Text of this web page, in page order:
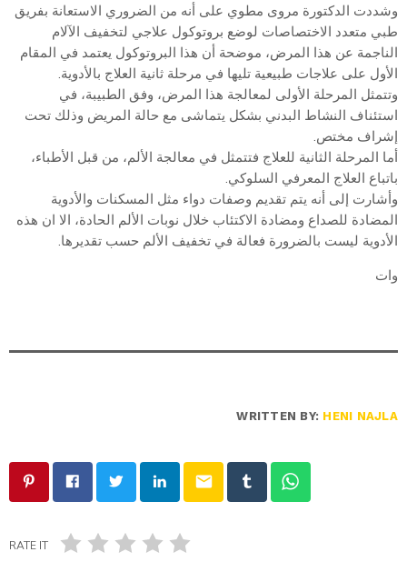
وشددت الدكتورة مروى مطوي على أنه من الضروري الاستعانة بفريق
طبي متعدد الاختصاصات لوضع بروتوكول علاجي لتخفيف الآلام
الناجمة عن هذا المرض، موضحة أن هذا البروتوكول يعتمد في المقام
الأول على علاجات طبيعية تليها في مرحلة ثانية العلاج بالأدوية.
وتتمثل المرحلة الأولى لمعالجة هذا المرض، وفق الطبيبة، في
استئناف النشاط البدني بشكل يتماشى مع حالة المريض وذلك تحت
إشراف مختص.
أما المرحلة الثانية للعلاج فتتمثل في معالجة الألم، من قبل الأطباء،
باتباع العلاج المعرفي السلوكي.
وأشارت إلى أنه يتم تقديم وصفات دواء مثل المسكنات والأدوية
المضادة للصداع ومضادة الاكتئاب خلال نوبات الألم الحادة، الا ان هذه
الأدوية ليست بالضرورة فعالة في تخفيف الألم حسب تقديرها.
وات
WRITTEN BY: HENI NAJLA
email
RATE IT